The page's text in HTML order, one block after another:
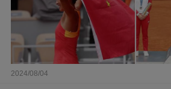
2024/08/04